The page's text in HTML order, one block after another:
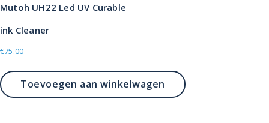
Mutoh UH22 Led UV Curable
ink Cleaner
€75.00
Toevoegen aan winkelwagen